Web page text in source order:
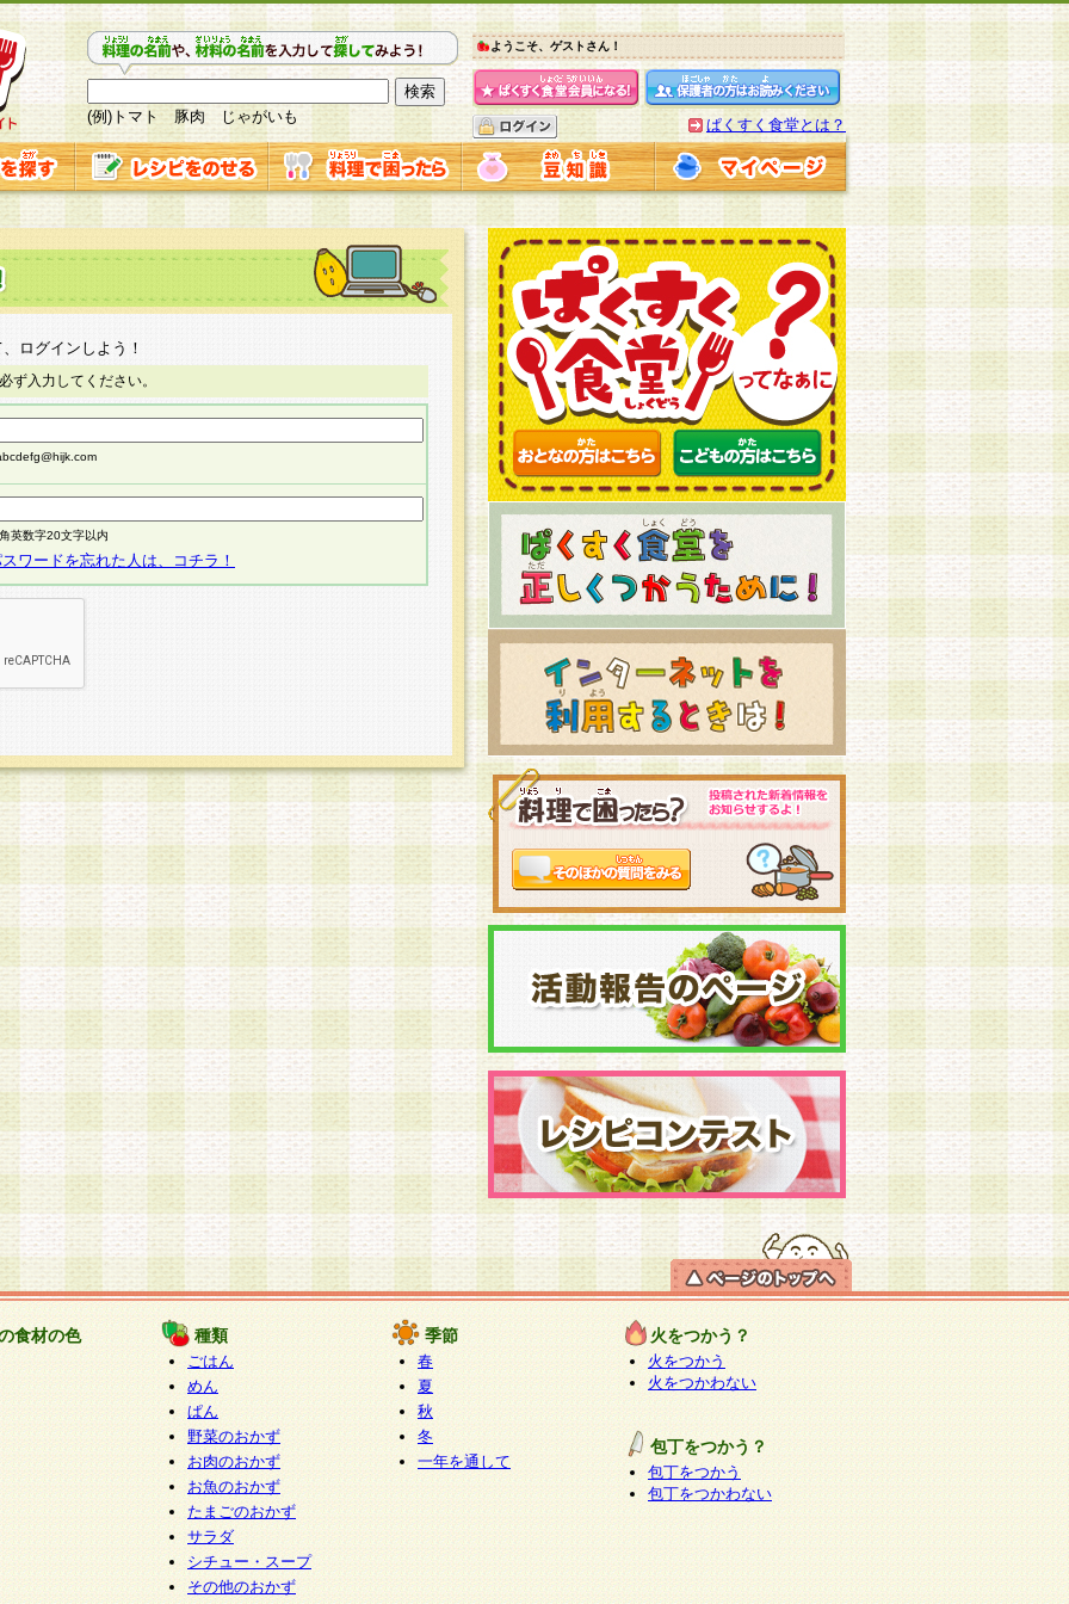
(例)トマト 豚肉 じゃがいも
ようこそ、ゲストさん！
ぱくすく食堂とは？
ログインしよう！
ず入力してください。
英数字20文字以内
ワードを忘れた人は、コチラ！
食材の色 種類
ごはん
めん
ぱん
野菜のおかず
お肉のおかず
お魚のおかず
たまごのおかず
サラダ
シチュー・スープ
その他のおかず
季節
春
夏
秋
冬
一年を通して
火をつかう？
火をつかう
火をつかわない
包丁をつかう？
包丁をつかう
包丁をつかわない